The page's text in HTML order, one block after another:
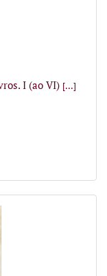
I (ao VI) [...]